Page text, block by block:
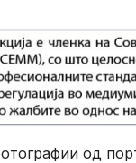
од